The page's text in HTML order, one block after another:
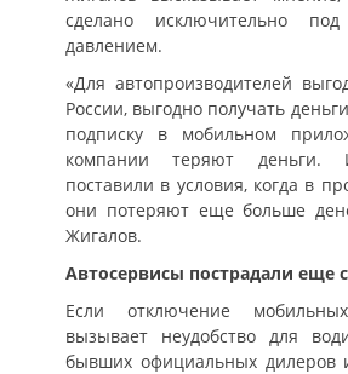
сделано исключительно
давлением.
«Для автопроизводителей
России, выгодно получать
подписку в мобильном
компании теряют деньги.
поставили в условия, когда в
они потеряют еще больше
Жигалов.
Автосервисы пострадали еще
Если отключение
вызывает неудобство для
бывших официальных дилеров